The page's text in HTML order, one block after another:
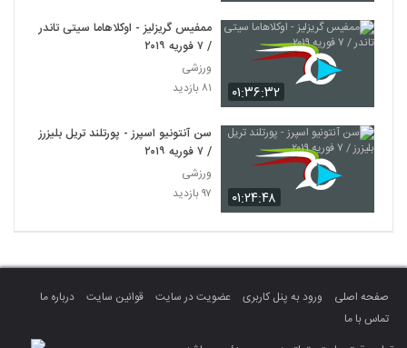
۰۱:۳۶:۳۲
ممفیس گریزلیز - اوکلاهاما سیتی تاندر
/ ۷ فوریه ۲۰۱۹
ورزشی
۸۱ بازدید
۰۱:۲۴:۴۸
سن آنتونیو اسپرز - پورتلند تریل بلیزرز
/ ۷ فوریه ۲۰۱۹
ورزشی
۹۷ بازدید
صفحه اصلی ورود به پنل کاربری عضویت در سایت قوانین سایت
درباره ما
تماس با ما